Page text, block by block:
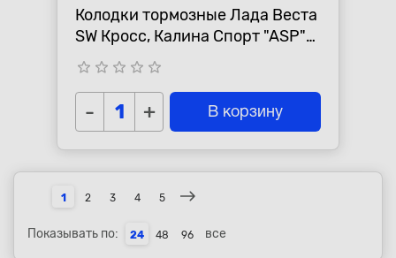
Колодки тормозные Лада Веста
SW Кросс, Калина Спорт "ASP"
задние
star_border star_border star_border star_border star_border
- + В корзину
1 2 3 4 5
Показывать по: 24 48 96 все